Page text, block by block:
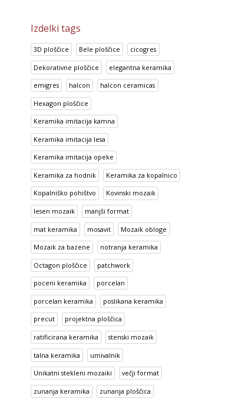
Izdelki tags
3D ploščice Bele ploščice cicogres
Dekorativne ploščice elegantna keramika
emigres halcon halcon ceramicas
Hexagon ploščice
Keramika imitacija kamna
Keramika imitacija lesa
Keramika imitacija opeke
Keramika za hodnik Keramika za kopalnico
Kopalniško pohištvo Kovinski mozaik
lesen mozaik manjši format
mat keramika mosavit Mozaik obloge
Mozaik za bazene notranja keramika
Octagon ploščice patchwork
poceni keramika porcelan
porcelan keramika poslikana keramika
precut projektna ploščica
ratificirana keramika stenski mozaik
talna keramika umivalnik
Unikatni stekleni mozaiki večji format
zunanja keramika zunanja ploščica